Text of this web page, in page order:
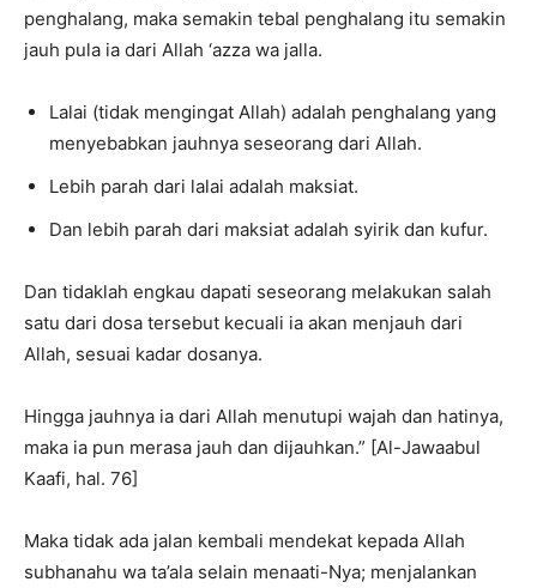
penghalang, maka semakin tebal penghalang itu semakin
jauh pula ia dari Allah ‘azza wa jalla.
Lalai (tidak mengingat Allah) adalah penghalang yang
menyebabkan jauhnya seseorang dari Allah.
Lebih parah dari lalai adalah maksiat.
Dan lebih parah dari maksiat adalah syirik dan kufur.
Dan tidaklah engkau dapati seseorang melakukan salah
satu dari dosa tersebut kecuali ia akan menjauh dari
Allah, sesuai kadar dosanya.
Hingga jauhnya ia dari Allah menutupi wajah dan hatinya,
maka ia pun merasa jauh dan dijauhkan.” [Al-Jawaabul
Kaafi, hal. 76]
Maka tidak ada jalan kembali mendekat kepada Allah
subhanahu wa ta’ala selain menaati-Nya; menjalankan